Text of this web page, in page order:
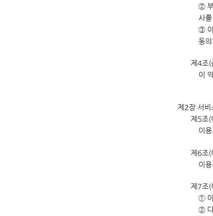
② 부
사
③ 이
동
제4조(
이
제2장 서비
제5조(
이
제6조(
이
제7조(
① 이
② 다